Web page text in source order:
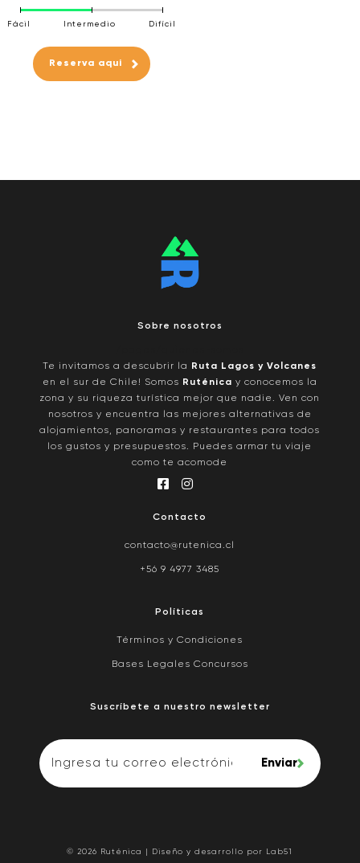
Fácil Intermedio Difícil
Reserva aqui
Sobre nosotros
Te invitamos a descubrir la
Ruta Lagos y Volcanes
en el sur de Chile! Somos Ruténica y conocemos la
zona y su riqueza turística mejor que nadie. Ven con
nosotros y encuentra las mejores alternativas de
alojamientos, panoramas y restaurantes para todos
los gustos y presupuestos. Puedes armar tu viaje
como te acomode
Contacto
contacto@rutenica.cl
+56 9 4977 3485
Políticas
Términos y Condiciones
Bases Legales Concursos
Suscríbete a nuestro newsletter
Enviar
© 2026 Ruténica | Diseño y desarrollo por Lab51